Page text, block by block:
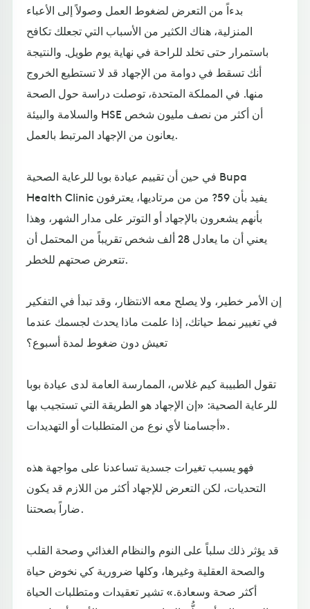
بدءاً من التعرض لضغوط العمل وصولاً إلى الأعباء
المنزلية، هناك الكثير من الأسباب التي تجعلك تكافح
باستمرار حتى تخلد للراحة في نهاية يوم طويل. والنتيجة
أنك تسقط في دوامة من الإجهاد قد لا تستطيع الخروج
منها. في المملكة المتحدة، توصلت دراسة حول الصحة
والسلامة والبيئة HSE أن أكثر من نصف مليون شخص
يعانون من الإجهاد المرتبط بالعمل.
في حين أن تقييم عيادة بوبا للرعاية الصحية Bupa
Health Clinic يفيد بأن 59? من من مرتاديها، يعترفون
بأنهم يشعرون بالإجهاد أو التوتر على مدار الشهر، وهذا
يعني أن ما يعادل 28 ألف شخص تقريباً من المحتمل أن
تتعرض صحتهم للخطر.
إن الأمر خطير، ولا يصلح معه الانتظار، وقد تبدأ في التفكير
في تغيير نمط حياتك، إذا علمت ماذا يحدث لجسمك عندما
تعيش دون ضغوط لمدة أسبوع؟
تقول الطبيبة كيم غلاس، الممارسة العامة لدى عيادة بوبا
للرعاية الصحية: «إن الإجهاد هو الطريقة التي تستجيب بها
أجسامنا لأي نوع من المتطلبات أو التهديدات».
فهو يسبب تغيرات جسدية تساعدنا على مواجهة هذه
التحديات، لكن التعرض للإجهاد أكثر من اللازم قد يكون
ضاراً بصحتنا.
قد يؤثر ذلك سلباً على النوم والنظام الغذائي وصحة القلب
والصحة العقلية وغيرها، وكلها ضرورية كي نخوض حياة
أكثر صحة وسعادة.» تشير تعقيدات ومتطلبات الحياة